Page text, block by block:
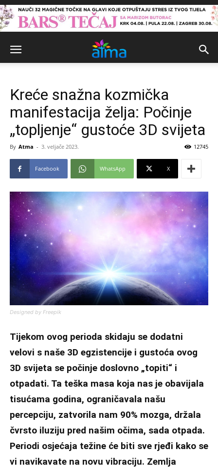
Kreće snažna kozmička
manifestacija želja: Počinje
„topljenje“ gustoće 3D svijeta
By Atma - 3. veljače 2023. 12745
Facebook WhatsApp X
Designed by Freepik
Tijekom ovog perioda skidaju se dodatni
velovi s naše 3D egzistencije i gustoća ovog
3D svijeta se počinje doslovno „topiti“ i
otpadati. Ta teška masa koja nas je obavijala
tisućama godina, ograničavala našu
percepciju, zatvorila nam 90% mozga, držala
čvrsto iluziju pred našim očima, sada otpada.
Periodi osjećaja težine će biti sve rjeđi kako se
vi navikavate na novu vibraciju. Zemlja